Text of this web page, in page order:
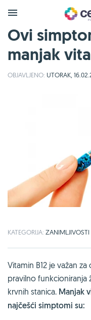
Ovi
manjak
OBJAVLJENO: UTORAK,
KATEGORIJA: ZANIMLJIVOSTI
Vitamin B12 je važan
pravilno funkcioniranja
krvnih stanica. Manjak
najčešći simptomi su: